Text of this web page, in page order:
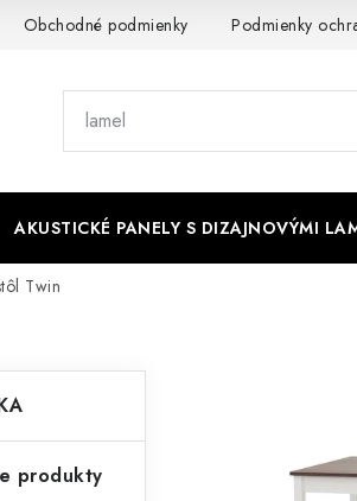
Obchodné podmienky Podmienky
AKUSTICKÉ PANELY S DIZAJNOVÝMI
Twin
produkty